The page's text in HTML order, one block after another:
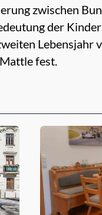
zwischen
der
fest.